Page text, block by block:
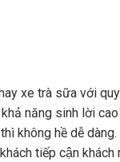
xe trà sữa với
năng sinh lời
không hề dễ
tiếp cận khách